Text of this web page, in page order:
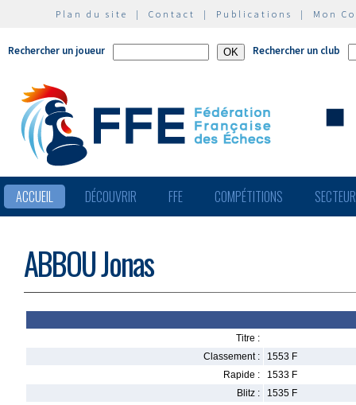
Plan du site | Contact | Publications | Mon
Rechercher un joueur Rechercher un club
ACCUEIL DÉCOUVRIR FFE COMPÉTITIONS
ABBOU Jonas
Titre :
Classement :
1553 F
Rapide :
1533 F
Blitz :
1535 F